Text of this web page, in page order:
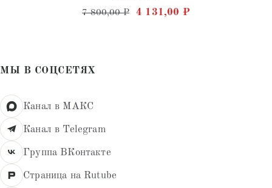
Оценка
4.81
7 800,00₽ Первоначальная цена
4 131,00 ₽Текущая цена:
МЫ В СОЦСЕТЯХ
Канал в МАКС
Канал в Telegram
Группа ВКонтакте
Страница на Rutube